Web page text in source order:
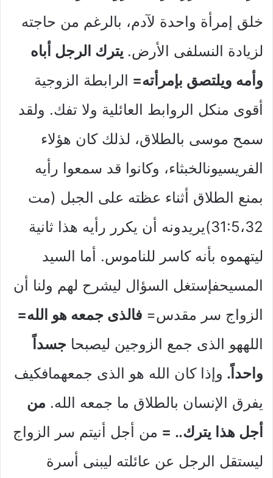
خلق إمرأة واحدة لآدم، بالرغم من حاجته
لزيادة النسلفى الأرض. يترك الرجل أباه
وأمه ويلتصق بإمرأته= الرابطة الزوجية
أقوى منكل الروابط العائلية ولا تفك. ولقد
سمح موسى بالطلاق، لذلك كان هؤلاء
الفريسيونالخبثاء، وكانوا قد سمعوا رأيه
بمنع الطلاق أثناء عظته على الجبل (مت
31:5،32)يريدونه أن يكرر رأيه هذا ثانية
ليتهموه بأنه كاسر للناموس. أما السيد
المسيحفإستغل السؤال ليشرح لهم ولنا أن
الزواج سر مقدس= فالذى جمعه هو الله=
اللههو الذى جمع الزوجين ليصبحا جسداً
واحداً. وإذا كان الله هو الذى جمعهمافكيف
يفرق الإنسان بالطلاق ما جمعه الله. من
أجل هذا يترك.. = من أجل أنيتم سر الزواج
ليستقل الرجل عن عائلته ليبنى أسرة